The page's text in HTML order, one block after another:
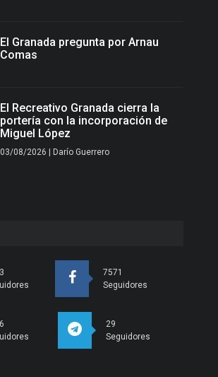
El Granada pregunta por Arnau
Comas
El Recreativo Granada cierra la
portería con la incorporación de
Miguel López
03/08/2026 | Darío Guerrero
7571
Seguidores
29
Seguidores